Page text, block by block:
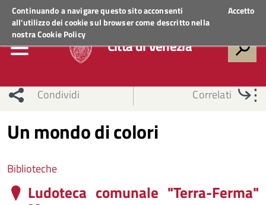
Continuando a navigare questo sito acconsenti
all'utilizzo dei cookie sul browser come descritto nella
nostraCookie Policy
Accetto
Regione VenetoACCEDI AI SERVIZI
Città di Venezia
Condividi Correlati
Un mondo di colori
Biblioteche
Ludoteca comunale "Terra-Ferma"